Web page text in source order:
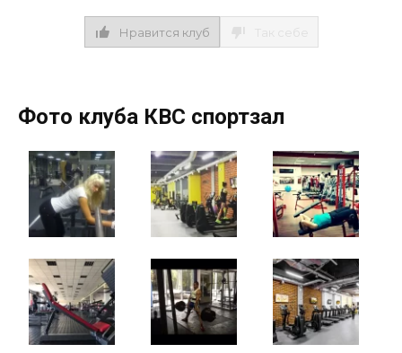
Нравится клуб
Фото клуба КВС спортзал